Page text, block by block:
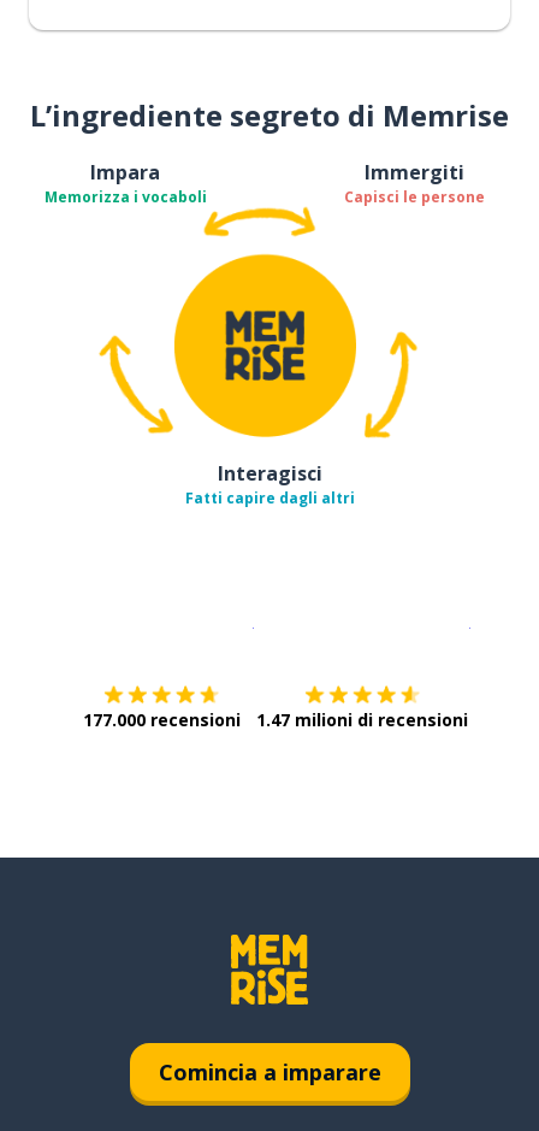
L’ingrediente segreto di Memrise
Impara
Memorizza i vocaboli
Immergiti
Capisci le persone
Interagisci
Fatti capire dagli altri
177.000 recensioni 1.47 milioni di recensioni
Comincia a imparare